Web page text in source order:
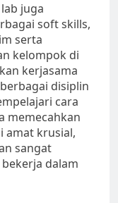
juga
soft skills,
serta
kelompok di
kerjasama
disiplin
cara
memecahkan
amat krusial,
sangat
dalam